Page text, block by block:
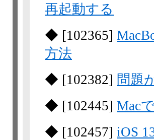
再起動する
◆ [102365]
方法
◆ [102382] 問題
◆ [102445] Mac
◆ [102457] iOS